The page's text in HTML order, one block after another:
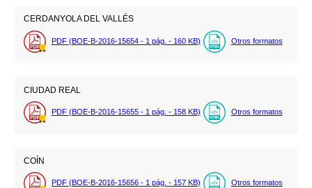
CERDANYOLA DEL VALLÉS
PDF (BOE-B-2016-15654 - 1 pág. - 160 KB) Otros formatos
CIUDAD REAL
PDF (BOE-B-2016-15655 - 1 pág. - 158 KB) Otros formatos
COÍN
PDF (BOE-B-2016-15656 - 1 pág. - 157 KB) Otros formatos